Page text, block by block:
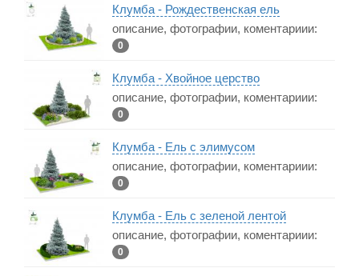
Клумба - Рождественская ель
описание, фотографии, коментариии:
0
Клумба - Хвойное церство
описание, фотографии, коментариии:
0
Клумба - Ель с элимусом
описание, фотографии, коментариии:
0
Клумба - Ель с зеленой лентой
описание, фотографии, коментариии:
0